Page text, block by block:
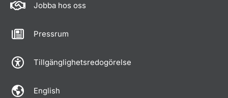
Jobba hos oss
Pressrum
Tillgänglighetsredogörelse
English